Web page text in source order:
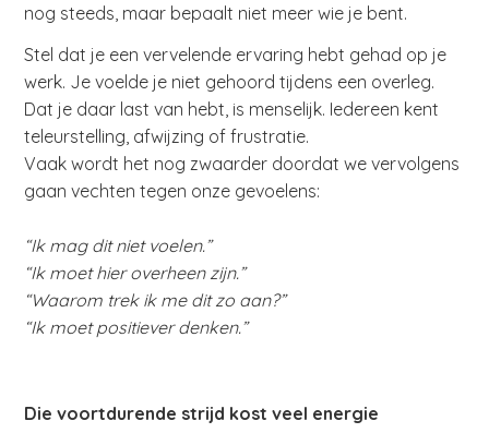
nog steeds, maar bepaalt niet meer wie je bent.
Stel dat je een vervelende ervaring hebt gehad op je
werk. Je voelde je niet gehoord tijdens een overleg.
Dat je daar last van hebt, is menselijk. Iedereen kent
teleurstelling, afwijzing of frustratie.
Vaak wordt het nog zwaarder doordat we vervolgens
gaan vechten tegen onze gevoelens:
“Ik mag dit niet voelen.”
“Ik moet hier overheen zijn.”
“Waarom trek ik me dit zo aan?”
“Ik moet positiever denken.”
Die voortdurende strijd kost veel energie